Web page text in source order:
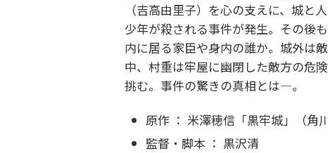
（吉高由里子）を心の支えに、城と
少年が殺される事件が発生。その後
内に居る家臣や身内の誰か。城外は
中、村重は牢屋に幽閉した敵方の危
挑む。事件の驚きの真相とは―。
原作 ： 米澤穂信「黒牢城」（角
監督・脚本 ： 黒沢清